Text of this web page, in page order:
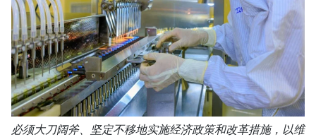
必须大刀阔斧、坚定不移地实施经济政策和改革措施，以维